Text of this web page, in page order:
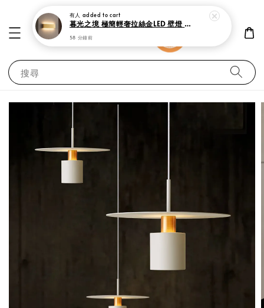
搜尋
有人 added to cart
暮光之境 極簡輕奢拉絲金LED 壁燈 上下雙向發光
58 分鐘前